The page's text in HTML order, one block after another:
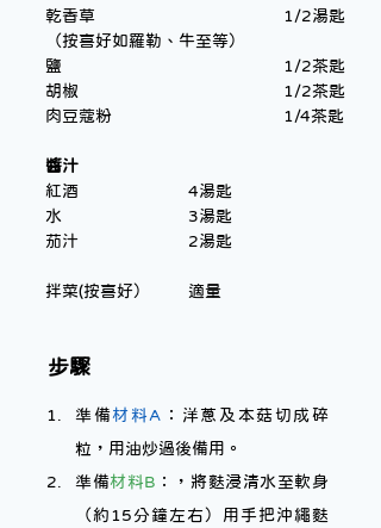
乾香草				1/2湯匙
鹽					1/2茶匙
胡椒					1/2茶匙
肉豆蔻粉				1/4茶匙
醬汁
紅酒			4湯匙
水			3湯匙
茄汁			2湯匙
拌菜(按喜好）	適量
步驟
準備材料A ：洋蔥及本菇切成碎
粒，用油炒過後備用。
準備材料B ：，將麩浸清水至軟身
（約15分鐘左右）用手把沖繩麩